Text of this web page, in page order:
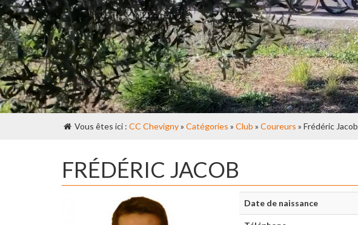
Vous êtes ici : CC Chevigny» Catégories » Club » Coureurs » Frédéric Jacob
FRÉDÉRIC JACOB
Date de naissance